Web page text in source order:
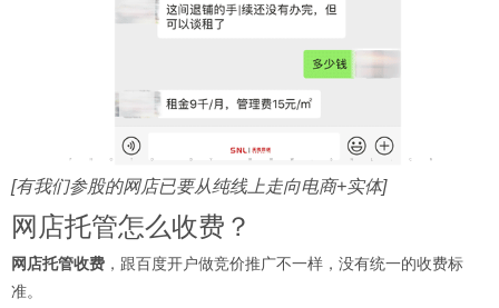
[有我们参股的网店已要从纯线上走向电商+实体]
网店托管怎么收费？
网店托管收费 ，跟百度开户做竞价推广不一样，没有统一的收费标
准。